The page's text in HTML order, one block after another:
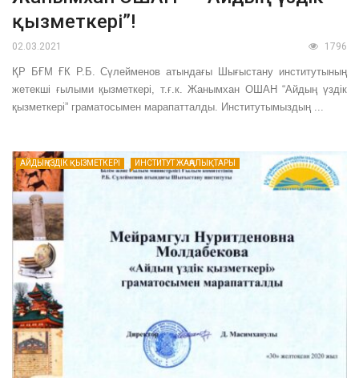
қызметкері”!
02.03.2021 1796
ҚР БҒМ ҒК Р.Б. Сүлейменов атындағы Шығыстану институтының
жетекші ғылыми қызметкері, т.ғ.к. Жанымхан ОШАН “Айдың үздік
қызметкері” граматосымен марапатталды. Институтымыздың ...
АЙДЫҢ ҮЗДІК ҚЫЗМЕТКЕРІ ИНСТИТУТ ЖАҢАЛЫҚТАРЫ